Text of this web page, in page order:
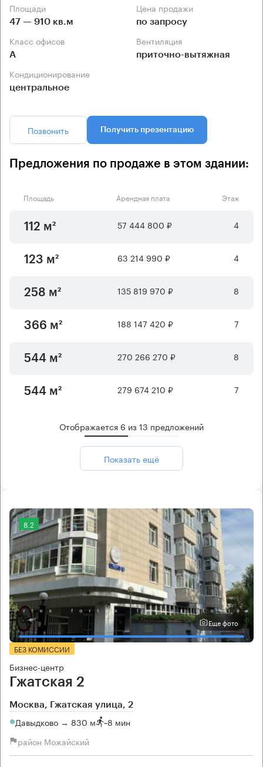
Площади
47 — 910 кв.м
Цена продажи
по запросу
Класс офисов
А
Вентиляция
приточно-вытяжная
Кондиционирование
центральное
Позвонить Получить презентацию
Предложения по продаже в этом здании:
Площадь Арендная плата Этаж
112 м² 57 444 800 ₽ 4
123 м² 63 214 990 ₽ 4
258 м² 135 819 970 ₽ 8
366 м² 188 147 420 ₽ 7
544 м² 270 266 270 ₽ 8
544 м² 279 674 210 ₽ 7
Отображается 6 из13 предложений
Показать ещё
8.2
Еще фото
БЕЗ КОМИССИИ
Бизнес-центр
Гжатская 2
Москва, Гжатская улица, 2
Давыдково → 830 м ~8 мин
район Можайский